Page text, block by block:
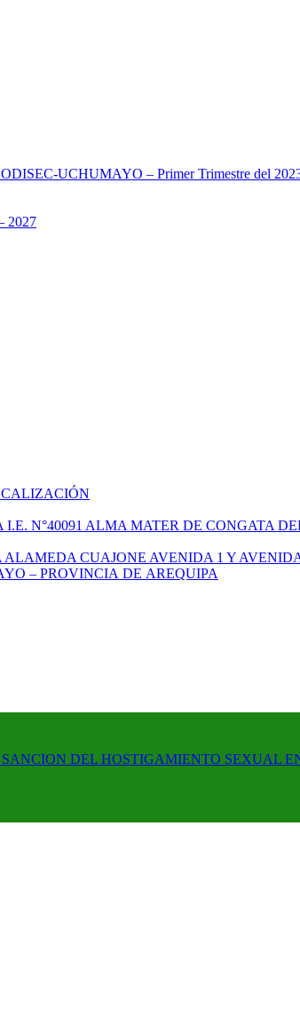
UCHUMAYO – Primer Trimestre del
2027
N°40091 ALMA MATER DE CONGATA
CUAJONE AVENIDA 1 Y
– PROVINCIA DE AREQUIPA
DEL HOSTIGAMIENTO SEXUAL